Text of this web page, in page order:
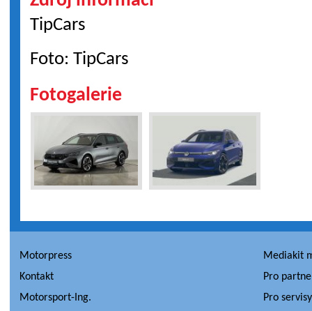
TipCars
Foto: TipCars
Fotogalerie
Motorpress
Mediakit
Kontakt
Pro
Motorsport-Ing.
Pro servisy